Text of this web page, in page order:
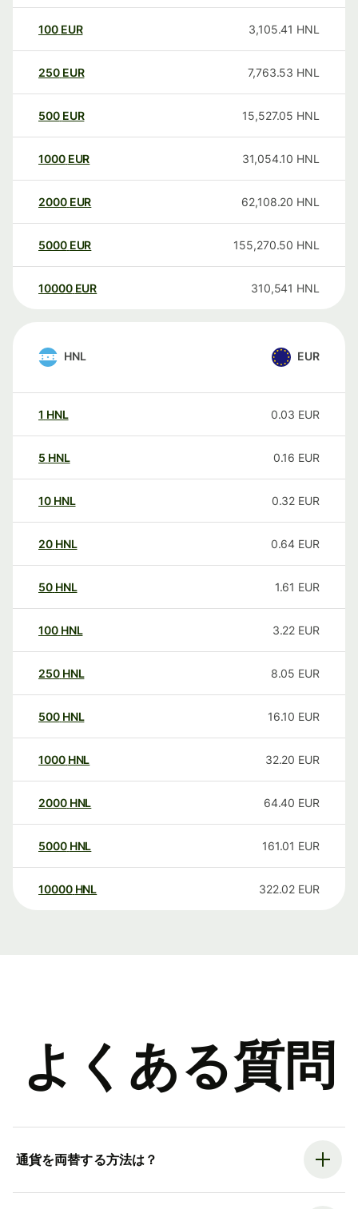
100 EUR 3,105.41 HNL
250 EUR 7,763.53 HNL
500 EUR 15,527.05 HNL
1000 EUR 31,054.10 HNL
2000 EUR 62,108.20 HNL
5000 EUR 155,270.50 HNL
10000 EUR 310,541 HNL
HNL EUR
1 HNL 0.03 EUR
5 HNL 0.16 EUR
10 HNL 0.32 EUR
20 HNL 0.64 EUR
50 HNL 1.61 EUR
100 HNL 3.22 EUR
250 HNL 8.05 EUR
500 HNL 16.10 EUR
1000 HNL 32.20 EUR
2000 HNL 64.40 EUR
5000 HNL 161.01 EUR
10000 HNL 322.02 EUR
よくある質問
通貨を両替する方法は？